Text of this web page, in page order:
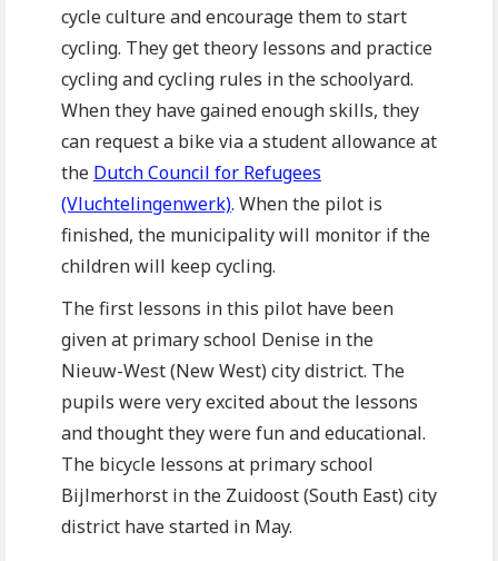
cycle culture and encourage them to start
cycling. They get theory lessons and practice
cycling and cycling rules in the schoolyard.
When they have gained enough skills, they
can request a bike via a student allowance at
the Dutch Council for Refugees
(Vluchtelingenwerk). When the pilot is
finished, the municipality will monitor if the
children will keep cycling.
The first lessons in this pilot have been
given at primary school Denise in the
Nieuw-West (New West) city district. The
pupils were very excited about the lessons
and thought they were fun and educational.
The bicycle lessons at primary school
Bijlmerhorst in the Zuidoost (South East) city
district have started in May.